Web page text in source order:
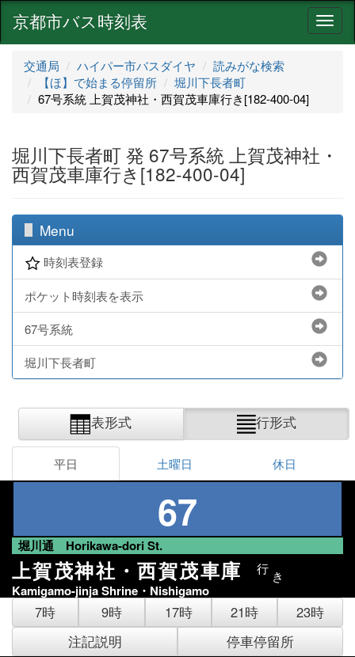
ナ
ビ
京都市バス時刻表
交通局 ハイパー市バスダイヤ
読みがな検索
【ほ】で始まる停留所
堀川下長者町
67号系統 上賀茂神社・西賀茂車庫行き[182-400-04]
堀川下長者町 発 67号系統 上賀茂神社・
西賀茂車庫行き[182-400-04]
Menu
時刻表登録
ポケット時刻表を表示
67号系統
堀川下長者町
表形式 行形式
平日 土曜日 休日
67
堀川通 Horikawa-dori St.
上賀茂神社・西賀茂車庫 行 き
Kamigamo-jinja Shrine・Nishigamo
7時 9時 17時 21時
23時
注記説明
停車停留所